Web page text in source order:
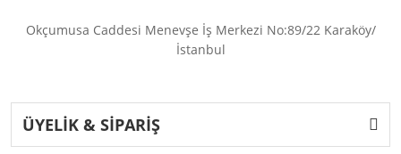
Okçumusa Caddesi Menevşe İş Merkezi No:89/22 Karaköy/
İstanbul
ÜYELİK & SİPARİŞ